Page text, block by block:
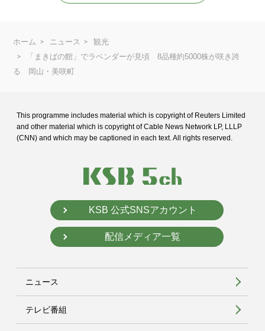
ホーム ニュース
観光
「まきばの館」でラベンダーが見頃 8品種約5000株が咲き誇
る 岡山・美咲町
This programme includes material which is copyright of Reuters Limited
and other material which is copyright of Cable News Network LP, LLLP
(CNN) and which may be captioned in each text. All rights reserved.
KSB 公式SNSアカウント
配信メディア一覧
ニュース
テレビ番組